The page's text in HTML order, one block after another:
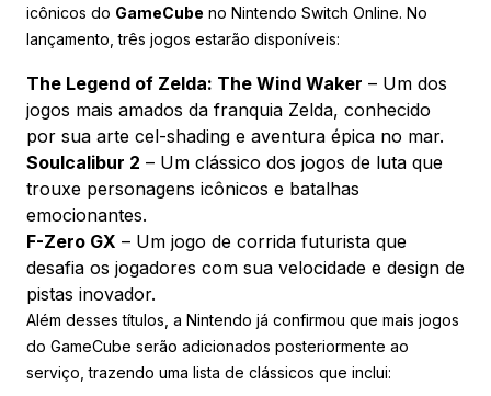
icônicos do GameCube no Nintendo Switch Online. No
lançamento, três jogos estarão disponíveis:
The Legend of Zelda: The Wind Waker – Um dos
jogos mais amados da franquia Zelda, conhecido
por sua arte cel-shading e aventura épica no mar.
Soulcalibur 2 – Um clássico dos jogos de luta que
trouxe personagens icônicos e batalhas
emocionantes.
F-Zero GX – Um jogo de corrida futurista que
desafia os jogadores com sua velocidade e design de
pistas inovador.
Além desses títulos, a Nintendo já confirmou que mais jogos
do GameCube serão adicionados posteriormente ao
serviço, trazendo uma lista de clássicos que inclui: